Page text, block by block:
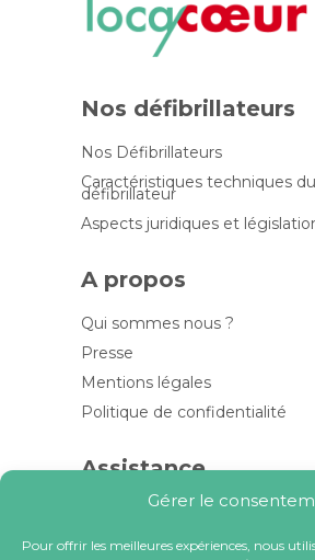
Gérer le
Pour offrir les meilleures expériences, nous
Nos défibrillateurs
Nos Défibrillateurs
Caractéristiques techniques du
défibrillateur
Aspects juridiques et
A propos
Qui sommes nous ?
Presse
Mentions légales
Politique de confidentialité
Assistance
Contactez-nous
FAQ